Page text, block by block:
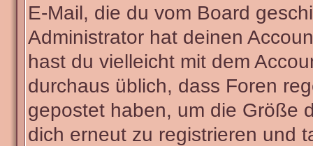
E-Mail, die du vom Board
Administrator hat deinen
hast du vielleicht mit dem
durchaus üblich, dass Foren
gepostet haben, um die Größe
dich erneut zu registrieren und